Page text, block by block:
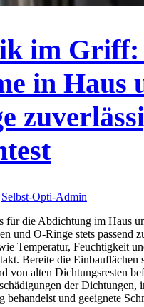
im Griff:
in Haus
Selbst-Opti-Admin
für die Abdichtung im Haus
und O-Ringe stets passend
Temperatur, Feuchtigkeit
Bereite die Einbauflächen
von alten Dichtungsresten
der Dichtungen,
behandelst und geeignete